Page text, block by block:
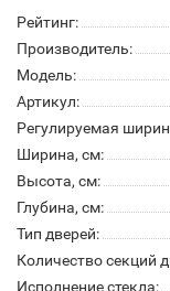
Рейтинг:
Производитель:
Модель:
Артикул:
Регулируемая
Ширина, см:
Высота, см:
Глубина, см:
Тип дверей:
Количество секций
Исполнение стекла: